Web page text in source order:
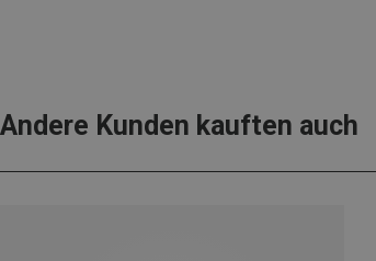
Andere Kunden kauften auch